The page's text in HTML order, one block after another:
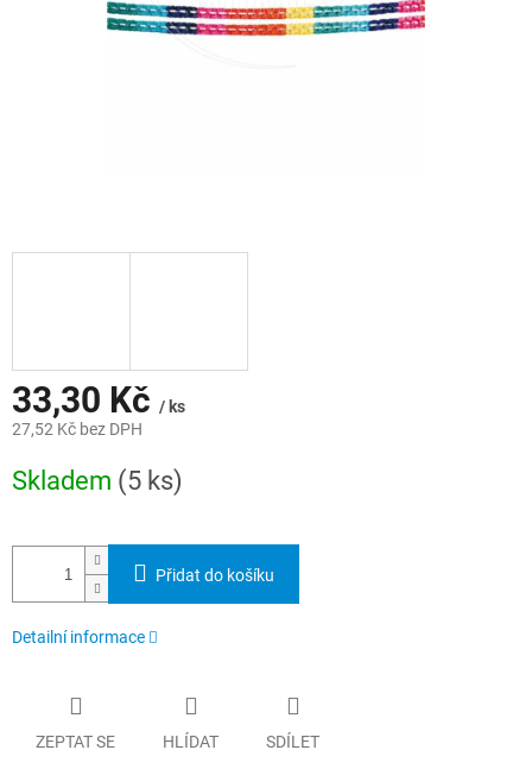
33,30 Kč / ks
27,52 Kč bez DPH
cena:
Skladem (5 ks)
Přidat do košíku
Detailní informace
ZEPTAT SE HLÍDAT SDÍLET